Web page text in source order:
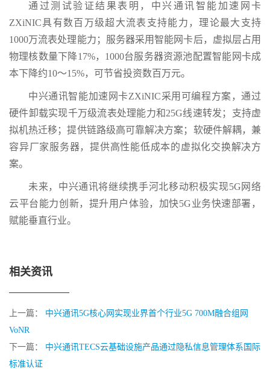
通过测试验证结果表明，中兴通讯智能加速网卡
ZXiNIC具有数百万级超大流表支持能力，理论最大支持
1000万流表处理能力；服务器采用智能网卡后，虚拟层占用
物理核数量下降17%，1000台服务器资源池配置智能网卡成
本下降约10～15%，可节省投资数百万元。
中兴通讯智能加速网卡ZXiNIC采用可编程方案，通过
硬件卸载实现千万级流表处理能力和25G线速转发；支持虚
拟机热迁移；提供链路级高可靠解决方案；软硬件解耦，兼
容异厂家服务器，提供高性能低成本的虚拟化交换解决方
案。
未来，中兴通讯将继续携手河北移动积极实现5G网络
云平台能力创新，提升用户体验，加快5G业务快速部署，
赋能垂直行业。
相关资讯
上一篇： 中兴通讯5G核心网实现业界首个行业5G 700M融合组网
VoNR
下一篇： 中兴通讯TECS云基础设施产品通过隐私信息管理体系国际
标准认证